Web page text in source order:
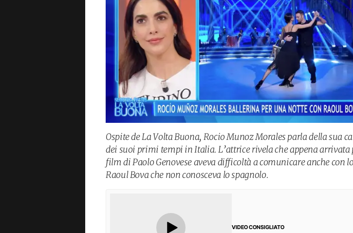
Ospite de La Volta Buona, Rocio Munoz Morales parla della sua
dei suoi primi tempi in Italia. L’attrice rivela che appena arrivata
film di Paolo Genovese aveva difficoltà a comunicare anche con
Raoul Bova che non conosceva lo spagnolo.
VIDEO CONSIGLIATO